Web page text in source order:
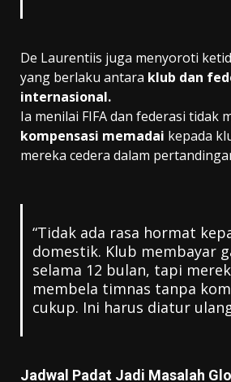
De Laurentiis juga menyoroti
yang berlaku antara klub dan
internasional.
Ia menilai FIFA dan federasi tidak
kompensasi memadai kepada
mereka cedera dalam
“Tidak ada rasa hormat
domestik. Klub membayar
selama 12 bulan, tapi
membela timnas tanpa
cukup. Ini harus diatur
Jadwal Padat Jadi Masalah